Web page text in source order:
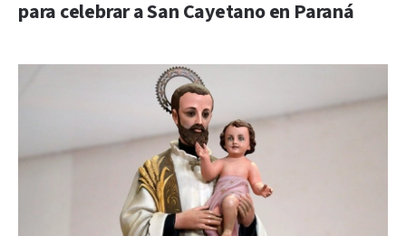
para celebrar a San Cayetano en Paraná